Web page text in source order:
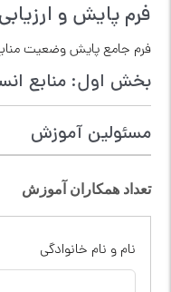
فرم پایش و
فرم جامع پایش وضعیت
بخش اول: منابع
مسئولین آموزش
تعداد همکاران آموزش